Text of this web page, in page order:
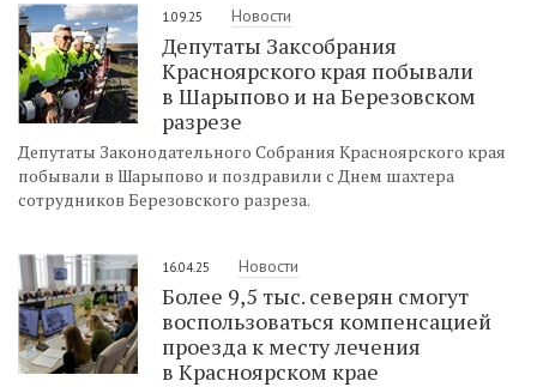
1.09.25 Новости
Депутаты Заксобрания
Красноярского края побывали
в Шарыпово и на Березовском
разрезе
Депутаты Законодательного Собрания Красноярского края
побывали в Шарыпово и поздравили с Днем шахтера
сотрудников Березовского разреза.
16.04.25 Новости
Более 9,5 тыс. северян смогут
воспользоваться компенсацией
проезда к месту лечения
в Красноярском крае